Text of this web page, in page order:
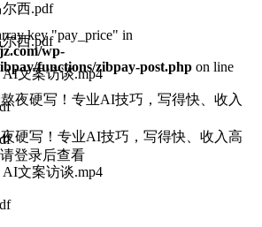
尔西.pdf
西.pdf
文案访谈.mp4
AI文案访谈.mp4
key "pay_price" in
wp-
functions/zibpay-post.php on line
硬写！专业AI技巧，写得快、收入高
登录后查看